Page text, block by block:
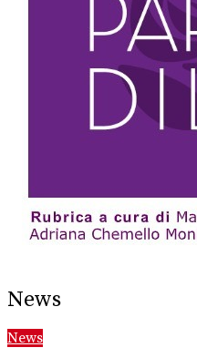
News
News